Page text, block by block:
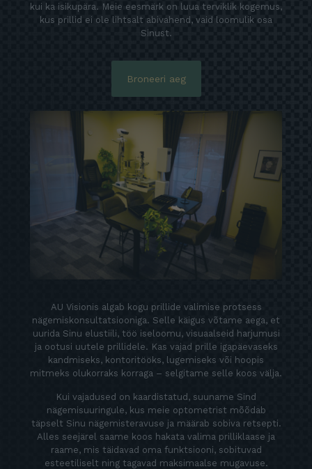
kui ka isikupära. Meie eesmärk on luua terviklik kogemus,
kus prillid ei ole lihtsalt abivahend, vaid loomulik osa
Sinust.
Broneeri aeg
AU Visionis algab kogu prillide valimise protsess
nägemiskonsultatsiooniga. Selle käigus võtame aega, et
uurida Sinu elustiili, töö iseloomu, visuaalseid harjumusi
ja ootusi uutele prillidele. Kas vajad prille igapäevaseks
kandmiseks, kontoritööks, lugemiseks või hoopis
mitmeks olukorraks korraga – selgitame selle koos välja.
Kui vajadused on kaardistatud, suuname Sind
nägemisuuringule, kus meie optometrist mõõdab
täpselt Sinu nägemisteravuse ja määrab sobiva retsepti.
Alles seejärel saame koos hakata valima prilliklaase ja
raame, mis täidavad oma funktsiooni, sobituvad
esteetiliselt ning tagavad maksimaalse mugavuse.